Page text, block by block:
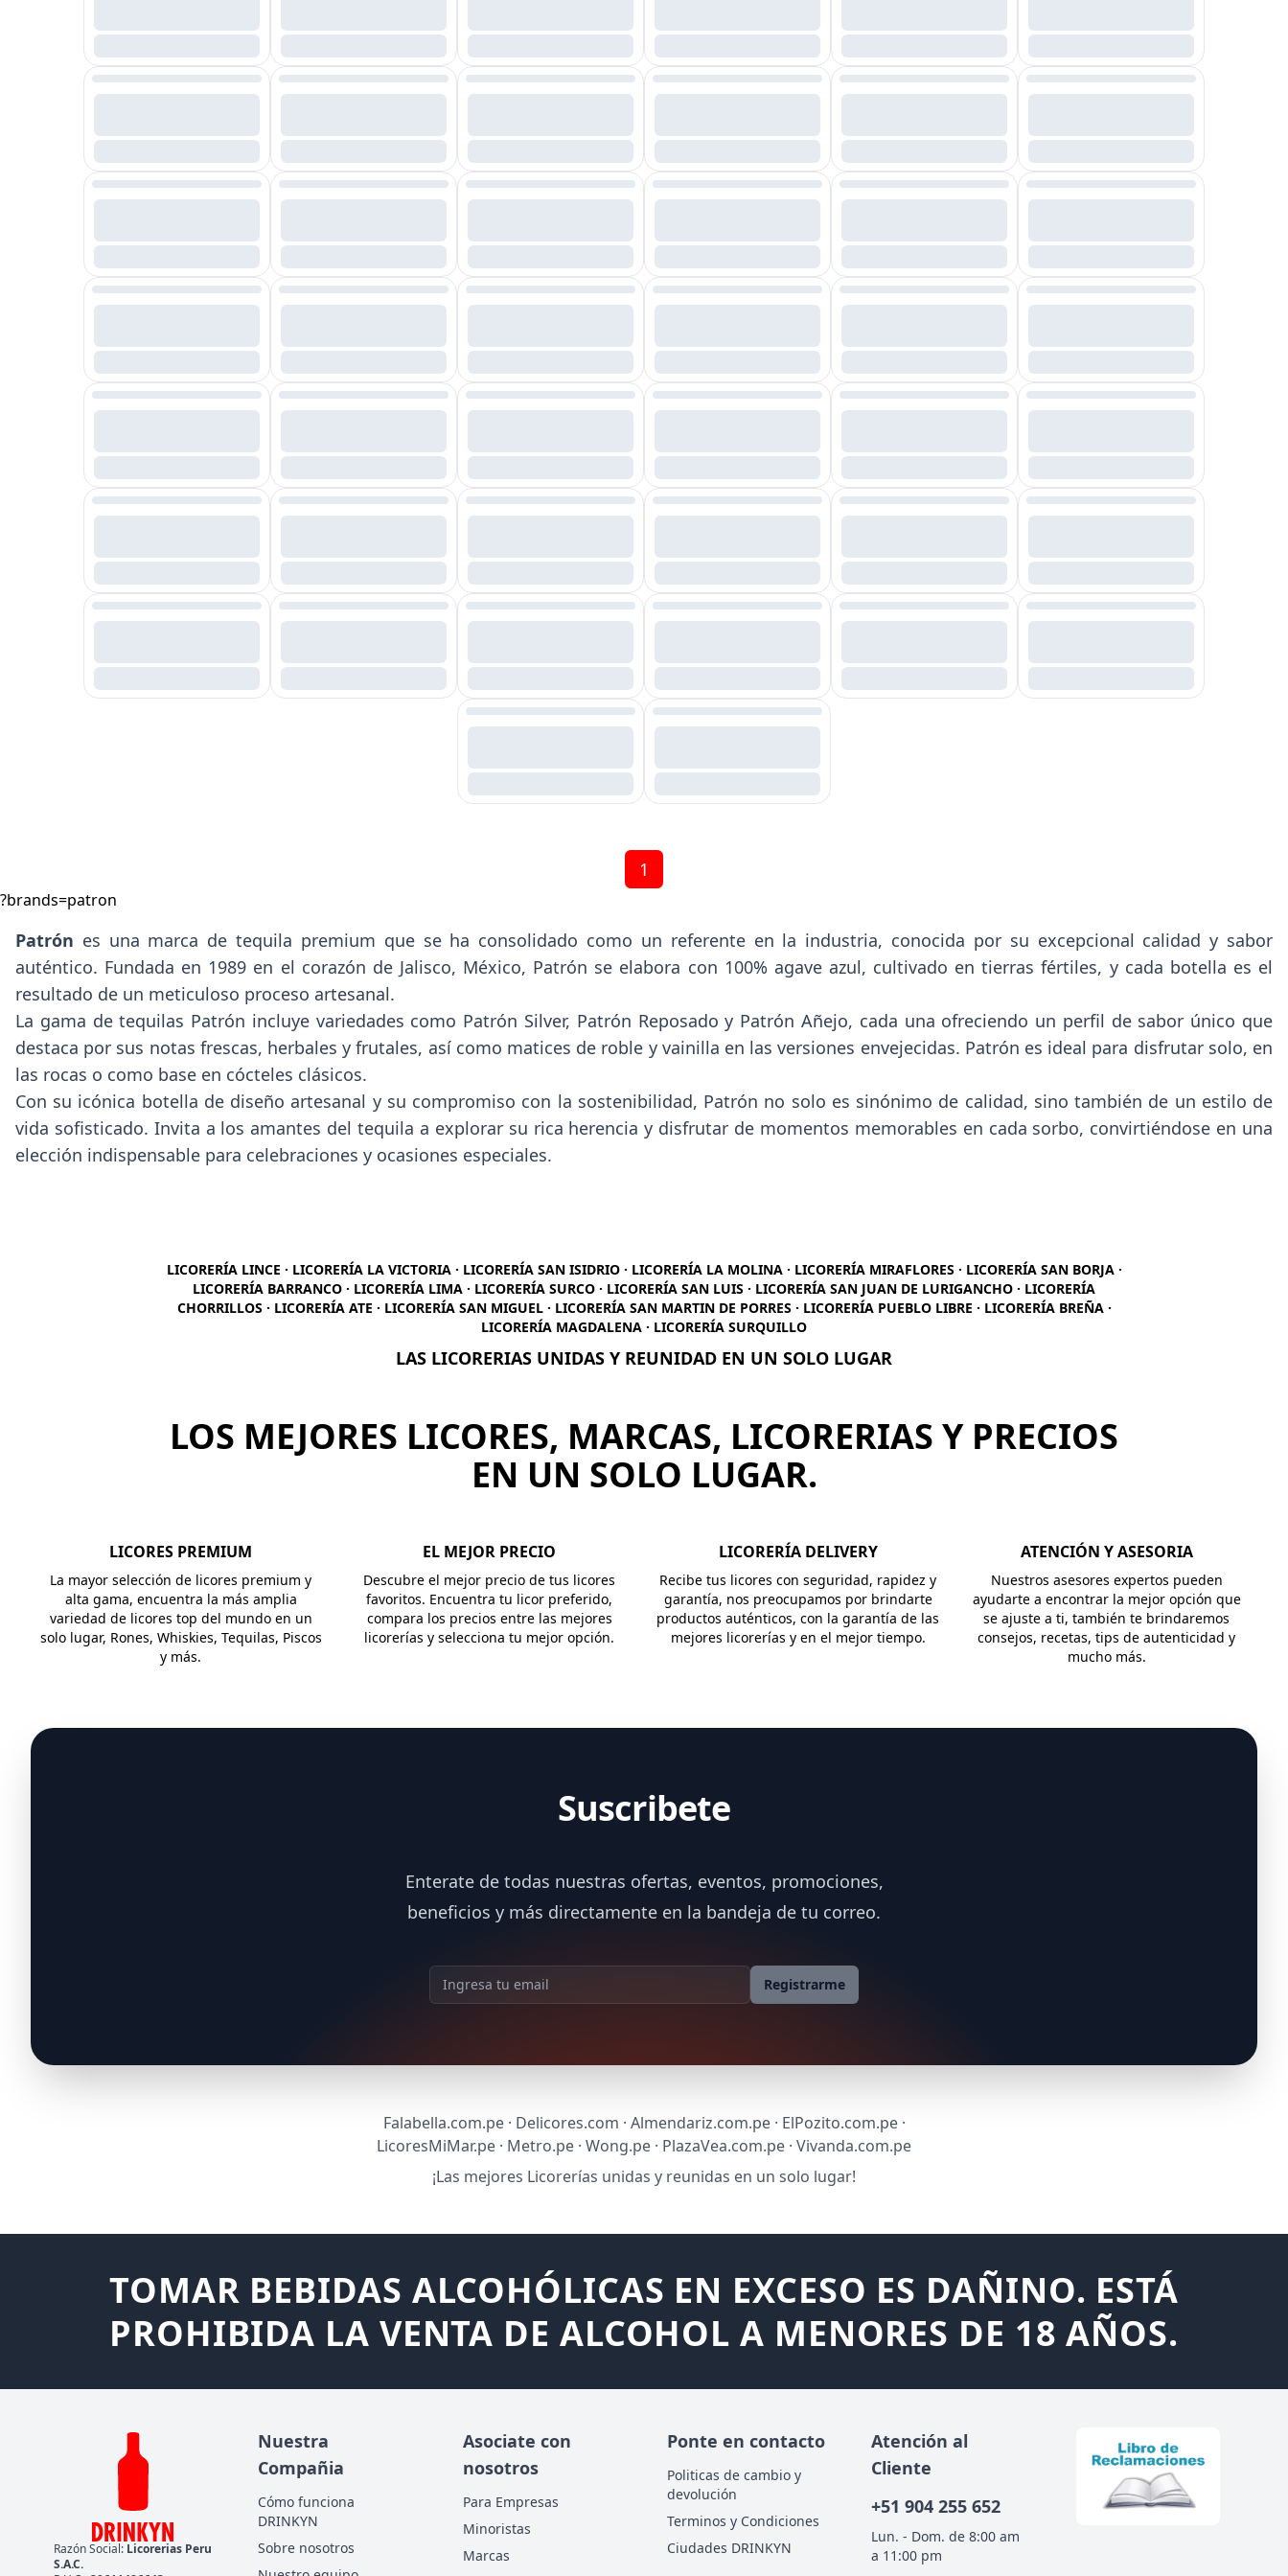
1
?brands=patron
Patrón es una marca de tequila premium que se ha consolidado como un referente en la industria, conocida por su excepcional calidad y sabor
auténtico. Fundada en 1989 en el corazón de Jalisco, México, Patrón se elabora con 100% agave azul, cultivado en tierras fértiles, y cada botella es el
resultado de un meticuloso proceso artesanal.
La gama de tequilas Patrón incluye variedades como Patrón Silver, Patrón Reposado y Patrón Añejo, cada una ofreciendo un perfil de sabor único que
destaca por sus notas frescas, herbales y frutales, así como matices de roble y vainilla en las versiones envejecidas. Patrón es ideal para disfrutar solo, en
las rocas o como base en cócteles clásicos.
Con su icónica botella de diseño artesanal y su compromiso con la sostenibilidad, Patrón no solo es sinónimo de calidad, sino también de un estilo de
vida sofisticado. Invita a los amantes del tequila a explorar su rica herencia y disfrutar de momentos memorables en cada sorbo, convirtiéndose en una
elección indispensable para celebraciones y ocasiones especiales.
LICORERÍA LINCE · LICORERÍA LA VICTORIA · LICORERÍA SAN ISIDRIO · LICORERÍA LA MOLINA · LICORERÍA MIRAFLORES · LICORERÍA SAN BORJA ·
LICORERÍA BARRANCO · LICORERÍA LIMA · LICORERÍA SURCO · LICORERÍA SAN LUIS · LICORERÍA SAN JUAN DE LURIGANCHO · LICORERÍA
CHORRILLOS · LICORERÍA ATE · LICORERÍA SAN MIGUEL · LICORERÍA SAN MARTIN DE PORRES · LICORERÍA PUEBLO LIBRE · LICORERÍA BREÑA ·
LICORERÍA MAGDALENA · LICORERÍA SURQUILLO
LAS LICORERIAS UNIDAS Y REUNIDAD EN UN SOLO LUGAR
LOS MEJORES LICORES, MARCAS, LICORERIAS Y PRECIOS
EN UN SOLO LUGAR.
LICORES PREMIUM
La mayor selección de licores premium y
alta gama, encuentra la más amplia
variedad de licores top del mundo en un
solo lugar, Rones, Whiskies, Tequilas, Piscos
y más.
EL MEJOR PRECIO
Descubre el mejor precio de tus licores
favoritos. Encuentra tu licor preferido,
compara los precios entre las mejores
licorerías y selecciona tu mejor opción.
LICORERÍA DELIVERY
Recibe tus licores con seguridad, rapidez y
garantía, nos preocupamos por brindarte
productos auténticos, con la garantía de las
mejores licorerías y en el mejor tiempo.
ATENCIÓN Y ASESORIA
Nuestros asesores expertos pueden
ayudarte a encontrar la mejor opción que
se ajuste a ti, también te brindaremos
consejos, recetas, tips de autenticidad y
mucho más.
Suscribete
Enterate de todas nuestras ofertas, eventos, promociones,
beneficios y más directamente en la bandeja de tu correo.
Dirección de correo Registrarme
Falabella.com.pe · Delicores.com · Almendariz.com.pe · ElPozito.com.pe ·
LicoresMiMar.pe · Metro.pe · Wong.pe · PlazaVea.com.pe · Vivanda.com.pe
¡Las mejores Licorerías unidas y reunidas en un solo lugar!
TOMAR BEBIDAS ALCOHÓLICAS EN EXCESO ES DAÑINO. ESTÁ
PROHIBIDA LA VENTA DE ALCOHOL A MENORES DE 18 AÑOS.
Razón Social: Licorerias Peru
S.A.C.
Nuestra
Compañia
Cómo funciona
DRINKYN
Sobre nosotros
Asociate con
nosotros
Para Empresas
Minoristas
Marcas
Ponte en contacto
Politicas de cambio y
devolución
Terminos y Condiciones
Ciudades DRINKYN
Atención al
Cliente
+51 904 255 652
Lun. - Dom. de 8:00 am
a 11:00 pm